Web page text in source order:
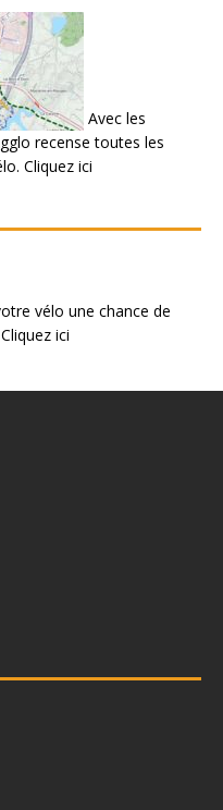
Avec les
recense toutes les
Cliquez ici
vélo une chance de
Cliquez ici